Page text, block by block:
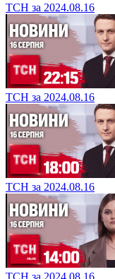
ТСН за 2024.08.16
ТСН за 2024.08.16
ТСН за 2024.08.16
ТСН за 2024.08.16